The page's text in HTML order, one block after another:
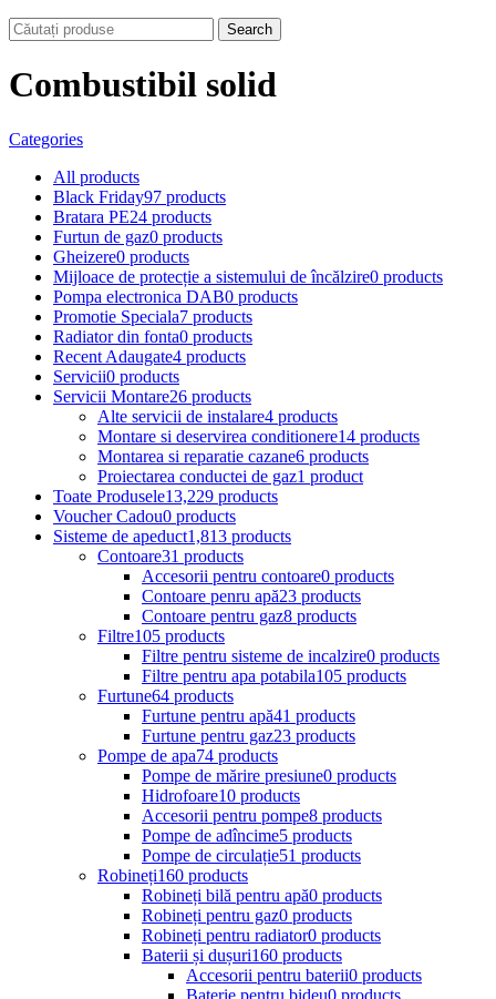
Search
Combustibil solid
Categories
All products
Black Friday97 products
Bratara PE24 products
Furtun de gaz0 products
Gheizere0 products
Mijloace de protecție a sistemului de încălzire0 products
Pompa electronica DAB0 products
Promotie Speciala7 products
Radiator din fonta0 products
Recent Adaugate4 products
Servicii0 products
Servicii Montare26 products
Alte servicii de instalare4 products
Montare si deservirea conditionere14 products
Montarea si reparatie cazane6 products
Proiectarea conductei de gaz1 product
Toate Produsele13,229 products
Voucher Cadou0 products
Sisteme de apeduct1,813 products
Contoare31 products
Accesorii pentru contoare0 products
Contoare penru apă23 products
Contoare pentru gaz8 products
Filtre105 products
Filtre pentru sisteme de incalzire0 products
Filtre pentru apa potabila105 products
Furtune64 products
Furtune pentru apă41 products
Furtune pentru gaz23 products
Pompe de apa74 products
Pompe de mărire presiune0 products
Hidrofoare10 products
Accesorii pentru pompe8 products
Pompe de adîncime5 products
Pompe de circulație51 products
Robineți160 products
Robineți bilă pentru apă0 products
Robineți pentru gaz0 products
Robineți pentru radiator0 products
Baterii și dușuri160 products
Accesorii pentru baterii0 products
Baterie pentru bideu0 products